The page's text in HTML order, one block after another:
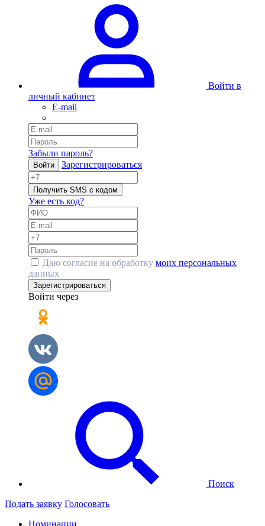
Войти в
личный кабинет
E-mail
Забыли пароль?
Войти Зарегистрироваться
Получить SMS с кодом
Уже есть код?
Даю согласие на обработку моих персональных
данных
Зарегистрироваться
Войти через
Поиск
Подать заявку Голосовать
Номинации